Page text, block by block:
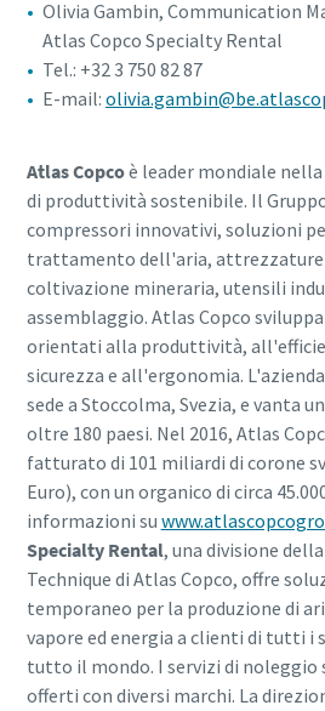
Olivia Gambin, Communication
Atlas Copco Specialty Rental
Tel.: +32 3 750 82 87
E-mail:
Atlas Copcoè leader mondiale
di produttività sostenibile. Il
compressori innovativi, soluzioni
trattamento dell'aria, attrezzature
coltivazione mineraria, utensili
assemblaggio. Atlas Copco
orientati alla produttività,
sicurezza e all'ergonomia.
sede a Stoccolma, Svezia, e vanta
oltre 180 paesi. Nel 2016, Atlas
fatturato di 101 miliardi di corone
Euro), con un organico di circa
informazioni su
Specialty Rental, una divisione
Technique di Atlas Copco, offre
temporaneo per la produzione di
vapore ed energia a clienti di tutti i
tutto il mondo. I servizi di noleggio
offerti con diversi marchi. La